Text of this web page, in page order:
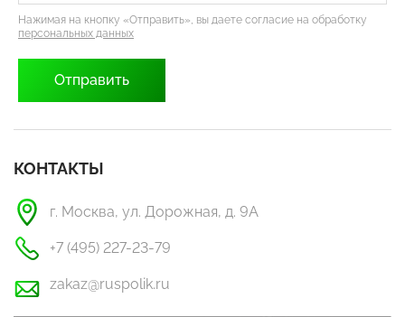
Нажимая на кнопку «Отправить», вы даете согласие на обработку
персональных данных
КОНТАКТЫ
г. Москва, ул. Дорожная, д. 9А
+7 (495) 227-23-79
zakaz@ruspolik.ru